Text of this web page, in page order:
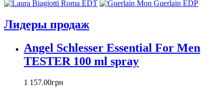
Armand Basi
Azzaro
Baldinini
Banana Republic
Betty Barclay
Лидеры продаж
Angel Schlesser Essential For Men
TESTER 100 ml spray
1 157.00грн